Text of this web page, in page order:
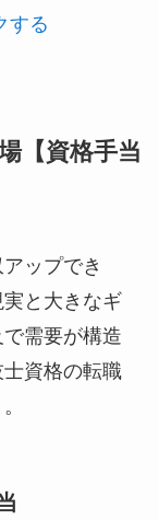
する
【資格手当
ップでき
と大きなギ
需要が構造
資格の転職